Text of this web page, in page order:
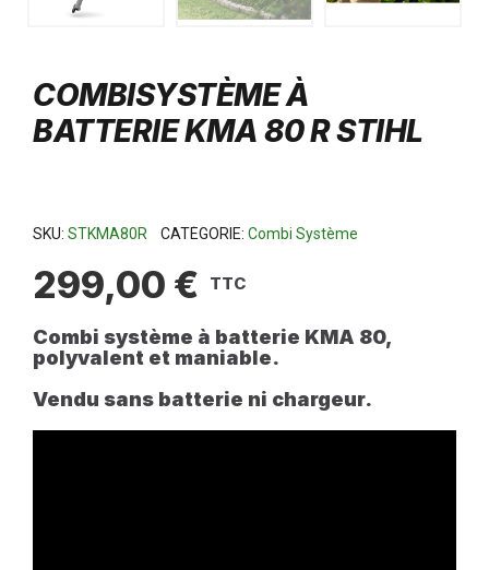
COMBISYSTÈME À
BATTERIE KMA 80 R STIHL
SKU STKMA80R CATÉGORIE Combi Système
299,00 € TTC
Combi système à batterie KMA 80,
polyvalent et maniable.
Vendu sans batterie ni chargeur.